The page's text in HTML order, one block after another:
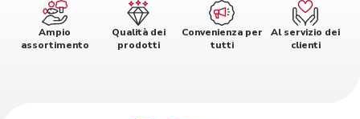
Ampio
assortimento
Qualità dei
prodotti
Convenienza per
tutti
Al servizio dei
clienti